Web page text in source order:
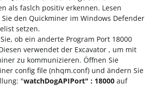
als faslch positiv erkennen. Lesen
Sie den Quickminer im Windows Defender
setzen.
ob ein anderte Program Port 18000
verwendet der Excavator , um mit
zu kommunizieren. Öffnen Sie
config file (nhqm.conf) und ändern Sie
"watchDogAPIPort" : 18000 auf